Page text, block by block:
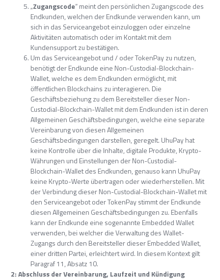
„Zugangscode“ meint den persönlichen Zugangscode des
Endkunden, welchen der Endkunde verwenden kann, um
sich in das Serviceangebot einzuloggen oder einzelne
Aktivitäten automatisch oder im Kontakt mit dem
Kundensupport zu bestätigen.
Um das Serviceangebot und / oder TokenPay zu nutzen,
benötigt der Endkunde eine Non-Custodial-Blockchain-
Wallet, welche es dem Endkunden ermöglicht, mit
öffentlichen Blockchains zu interagieren. Die
Geschäftsbeziehung zu dem Bereitsteller dieser Non-
Custodial-Blockchain-Wallet mit dem Endkunden ist in deren
Allgemeinen Geschäftsbedingungen, welche eine separate
Vereinbarung von diesen Allgemeinen
Geschäftsbedingungen darstellen, geregelt. UhuPay hat
keine Kontrolle über die Inhalte, digitale Produkte, Krypto-
Währungen und Einstellungen der Non-Custodial-
Blockchain-Wallet des Endkunden, genauso kann UhuPay
keine Krypto-Werte übertragen oder wiederherstellen. Mit
der Verbindung dieser Non-Custodial-Blockchain-Wallet mit
den Serviceangebot oder TokenPay stimmt der Endkunde
diesen Allgemeinen Geschäftsbedingungen zu. Ebenfalls
kann der Endkunde eine sogenannte Embedded Wallet
verwenden, bei welcher die Verwaltung des Wallet-
Zugangs durch den Bereitsteller dieser Embedded Wallet,
einer dritten Partei, erleichtert wird. In diesem Kontext gilt
Paragraf 11, Absatz 10.
2: Abschluss der Vereinbarung, Laufzeit und Kündigung